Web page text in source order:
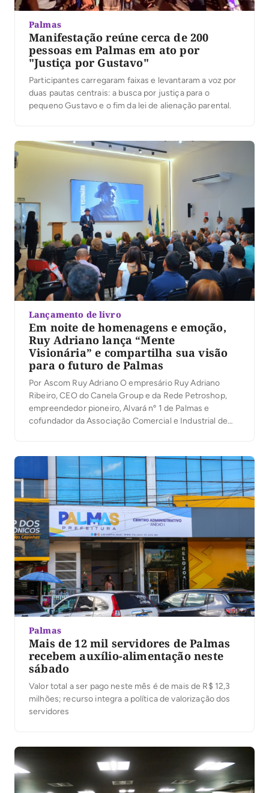
Palmas
Manifestação reúne cerca de 200
pessoas em Palmas em ato por
"Justiça por Gustavo"
Participantes carregaram faixas e levantaram a voz por
duas pautas centrais: a busca por justiça para o
pequeno Gustavo e o fim da lei de alienação parental.
Lançamento de livro
Em noite de homenagens e emoção,
Ruy Adriano lança “Mente
Visionária” e compartilha sua visão
para o futuro de Palmas
Por Ascom Ruy Adriano O empresário Ruy Adriano
Ribeiro, CEO do Canela Group e da Rede Petroshop,
empreendedor pioneiro, Alvará nº 1 de Palmas e
cofundador da Associação Comercial e Industrial de
solenidade de inauguração do novo auditório da
entidade. […]
Palmas
Mais de 12 mil servidores de Palmas
recebem auxílio-alimentação neste
sábado
Valor total a ser pago neste mês é de mais de R$ 12,3
milhões; recurso integra a política de valorização dos
servidores